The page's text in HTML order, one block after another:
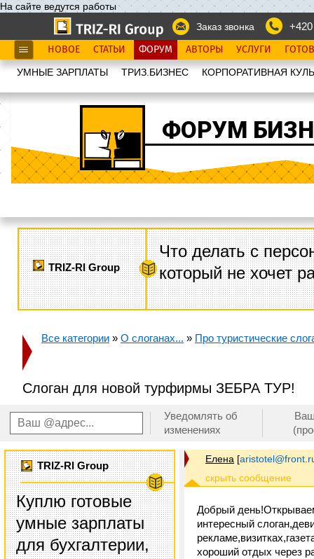
На сайте ведутся работы
Заказ звонка
НОВОЕ СТАТЬИ ФОРУМ АВТОРЫ УСЛУГИ
УМНЫЕ ЗАРПЛАТЫ ТРИЗ.БИЗНЕС КОРПОРАТИВНАЯ
ФОРУМ
TRIZ-RI Group
Что делать с
который не хочет
Все категории » О слоганах... » Про туристические
Слоган для новой турфирмы ЗЕБРА ТУР!
Уведомлять об
изменениях
TRIZ-RI Group
Куплю готовые
умные зарплаты
для бухгалтерии,
Елена [
Добрый
интересный
хороший отдых через